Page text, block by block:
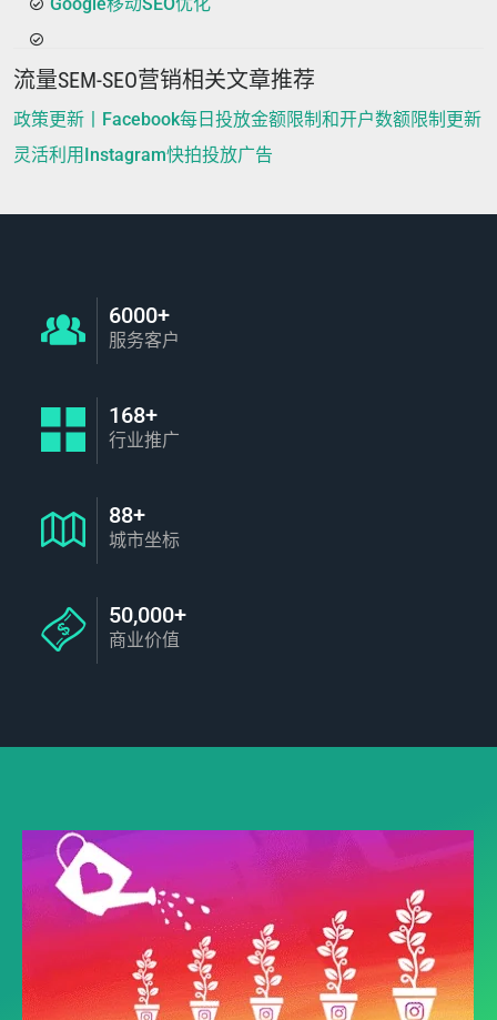
流量SEM-SEO营销相关文章推荐
政策更新丨Facebook每日投放金额限制和开户数额限制更新
灵活利用Instagram快拍投放广告
6000+
服务客户
168+
行业推广
88+
城市坐标
50,000+
商业价值